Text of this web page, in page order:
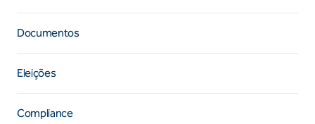
Documentos
Eleições
Compliance